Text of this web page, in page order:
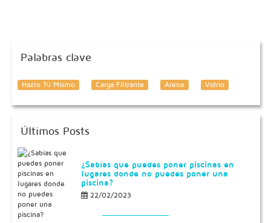
Palabras clave
Hazlo Tú Mismo Carga Filtrante Arena Vidrio
Últimos Posts
¿Sabías que puedes poner piscinas en
lugares donde no puedes poner una
piscina?
22/02/2023